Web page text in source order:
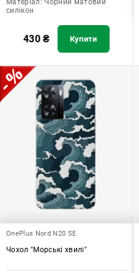
Матеріал: Чорний матовий
силікон
430₴ Купити
OnePlus Nord N20 SE
Чохол "Морські хвилі"